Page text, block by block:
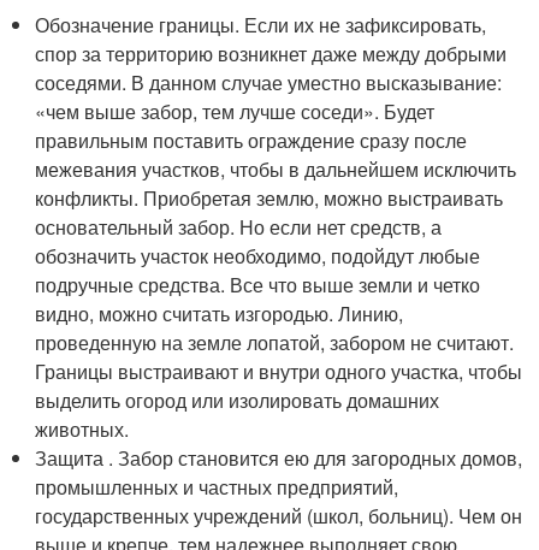
Обозначение границы. Если их не зафиксировать,
спор за территорию возникнет даже между добрыми
соседями. В данном случае уместно высказывание:
«чем выше забор, тем лучше соседи». Будет
правильным поставить ограждение сразу после
межевания участков, чтобы в дальнейшем исключить
конфликты. Приобретая землю, можно выстраивать
основательный забор. Но если нет средств, а
обозначить участок необходимо, подойдут любые
подручные средства. Все что выше земли и четко
видно, можно считать изгородью. Линию,
проведенную на земле лопатой, забором не считают.
Границы выстраивают и внутри одного участка, чтобы
выделить огород или изолировать домашних
животных.
Защита . Забор становится ею для загородных домов,
промышленных и частных предприятий,
государственных учреждений (школ, больниц). Чем он